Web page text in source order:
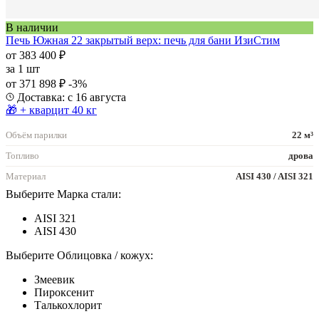
В наличии
Печь Южная 22 закрытый верх: печь для бани ИзиСтим
от 383 400 ₽
за 1 шт
от 371 898 ₽ -3%
Доставка: с 16 августа
🎁 + кварцит 40 кг
Объём парилки
22 м³
Топливо
дрова
Материал
AISI 430 / AISI 321
Выберите Марка стали:
AISI 321
AISI 430
Выберите Облицовка / кожух:
Змеевик
Пироксенит
Талькохлорит